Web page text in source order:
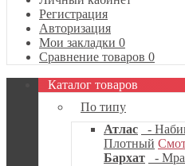
Регистрация
Авторизация
Мои закладки 0
Сравнение товаров 0
Каталог товаров
По типу
Атлас
-
Плотный
Бархат
-